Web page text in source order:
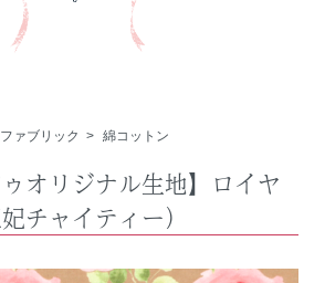
ァブリック > 綿コットン
ゥオリジナル生地】ロイヤ
チャイティー）